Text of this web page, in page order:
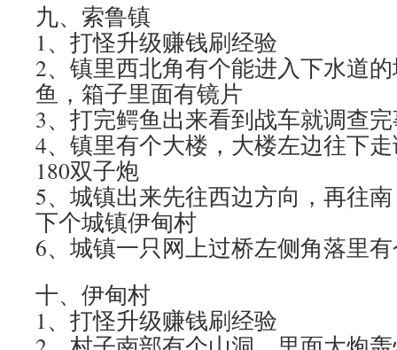
九、索鲁镇
1、打怪升级赚钱刷经验
2、镇里西北角有个能进入下水道
鱼，箱子里面有镜片
3、打完鳄鱼出来看到战车就调查
4、镇里有个大楼，大楼左边往下
180双子炮
5、城镇出来先往西边方向，再往
下个城镇伊甸村
6、城镇一只网上过桥左侧角落里
十、伊甸村
1、打怪升级赚钱刷经验